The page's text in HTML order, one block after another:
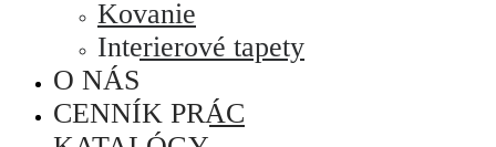
Kovanie
Interierové tapety
O NÁS
CENNÍK PRÁC